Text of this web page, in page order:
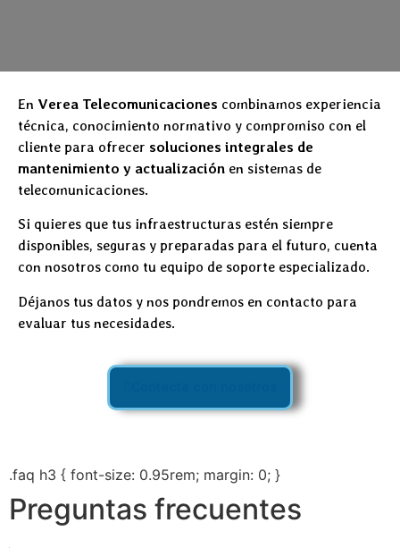
En Verea Telecomunicaciones combinamos experiencia
técnica, conocimiento normativo y compromiso con el
cliente para ofrecer soluciones integrales de
mantenimiento y actualización en sistemas de
telecomunicaciones.
Si quieres que tus infraestructuras estén siempre
disponibles, seguras y preparadas para el futuro, cuenta
con nosotros como tu equipo de soporte especializado.
Déjanos tus datos y nos pondremos en contacto para
evaluar tus necesidades.
.faq h3 { font-size: 0.95rem; margin: 0; }
Preguntas frecuentes